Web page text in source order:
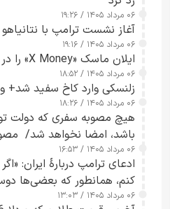
۰۶ مرداد ۱۴۰۵ / ۱۹:۲۶
آغاز نشست ترامپ با
۰۶ مرداد ۱۴۰۵ / ۱۹:۱۶
ایلان ماسک «X Money» را در آمریکا راه‌اندازی کرد
۰۶ مرداد ۱۴۰۵ / ۱۸:۵۲
زلنسکی وارد کاخ سفید شد+
۰۶ مرداد ۱۴۰۵ / ۱۸:۲۶
هیچ مصوبه سفری که دولت
باشد، امضا نخواهد شد/
چارچوب قانون بودجه است+
۰۶ مرداد ۱۴۰۵ / ۱۶:۵۳
ادعای ترامپ دربارهٔ ایران:
کنم، همانطور که بعضی‌ها
راحت می‌توانم بیشتر
۰۶ مرداد ۱۴۰۵ / ۱۳:۰۳